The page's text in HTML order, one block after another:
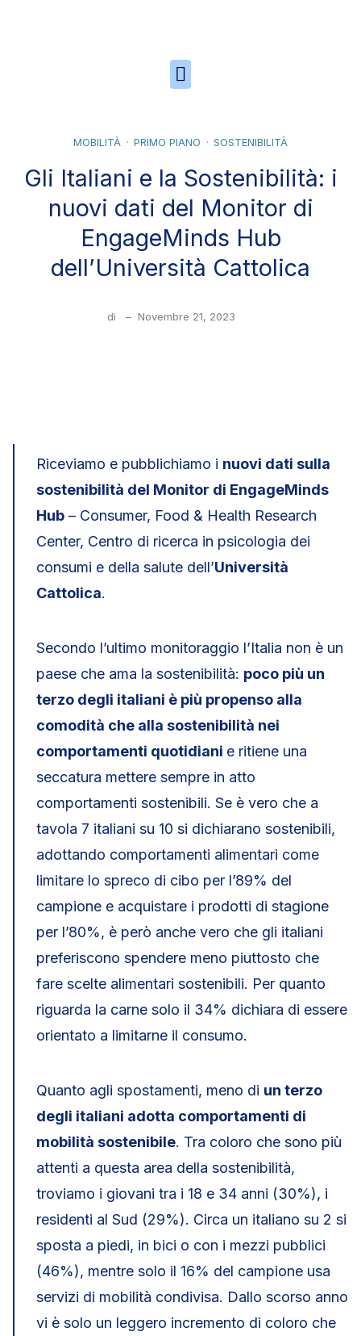
MOBILITÀ PRIMO PIANO SOSTENIBILITÀ
Gli Italiani e la Sostenibilità: i
nuovi dati del Monitor di
EngageMinds Hub
dell’Università Cattolica
di – Novembre 21, 2023
Riceviamo e pubblichiamo i nuovi dati sulla
sostenibilità del Monitor di EngageMinds
Hub – Consumer, Food & Health Research
Center, Centro di ricerca in psicologia dei
consumi e della salute dell’Università
Cattolica.
Secondo l’ultimo monitoraggio l’Italia non è un
paese che ama la sostenibilità: poco più un
terzo degli italiani è più propenso alla
comodità che alla sostenibilità nei
comportamenti quotidiani e ritiene una
seccatura mettere sempre in atto
comportamenti sostenibili. Se è vero che a
tavola 7 italiani su 10 si dichiarano sostenibili,
adottando comportamenti alimentari come
limitare lo spreco di cibo per l’89% del
campione e acquistare i prodotti di stagione
per l’80%, è però anche vero che gli italiani
preferiscono spendere meno piuttosto che
fare scelte alimentari sostenibili. Per quanto
riguarda la carne solo il 34% dichiara di essere
orientato a limitarne il consumo.
Quanto agli spostamenti, meno di un terzo
degli italiani adotta comportamenti di
mobilità sostenibile. Tra coloro che sono più
attenti a questa area della sostenibilità,
troviamo i giovani tra i 18 e 34 anni (30%), i
residenti al Sud (29%). Circa un italiano su 2 si
sposta a piedi, in bici o con i mezzi pubblici
(46%), mentre solo il 16% del campione usa
servizi di mobilità condivisa. Dallo scorso anno
vi è solo un leggero incremento di coloro che